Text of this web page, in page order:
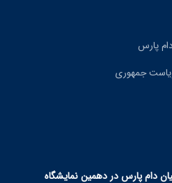
پارس
جمهوری
پارس در دهمین نمایشگاه